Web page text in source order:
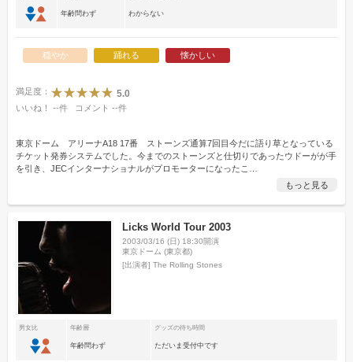
年齢問わず わからない
穏やか 踊れる 懐かしい
満足度： 5.0
いいね！ --件 コメント --件
東京ドーム アリーナA18 17番 ストーンズ通算7回目今だに語り草となっている
チケット発券システムでした。今までのストーンズと仕切りであったウドーがが手
を引き、JECインターナショナルがプロモーターになったこ
もっと見る
Licks World Tour 2003
2003/03/16 (日) 18:30開演
東京ドーム (東京都)
[出演者]The Rolling Stones
男女比 年齢層 グッズの待ち時間
年齢問わず ただいま受付中です